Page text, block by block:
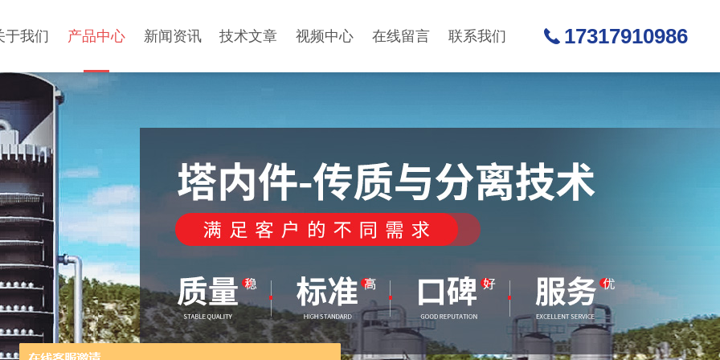
于我们 产品中心 新闻资讯 技术文章 视频中心 在线留言 联系我们 17317910986